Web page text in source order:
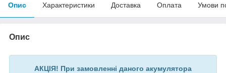
Опис Характеристики Доставка Оплата Умови
Опис
АКЦІЯ! При замовленні даного акумулятора